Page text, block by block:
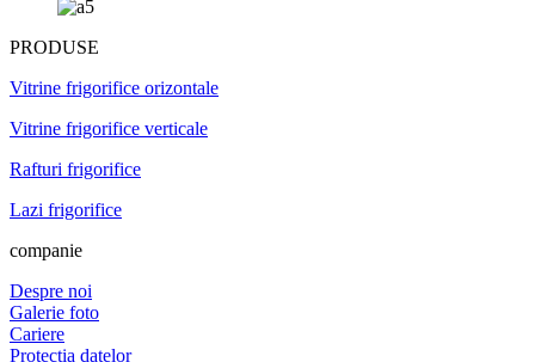
PRODUSE
Vitrine frigorifice orizontale
Vitrine frigorifice verticale
Rafturi frigorifice
Lazi frigorifice
companie
Despre noi
Galerie foto
Cariere
Protectia datelor